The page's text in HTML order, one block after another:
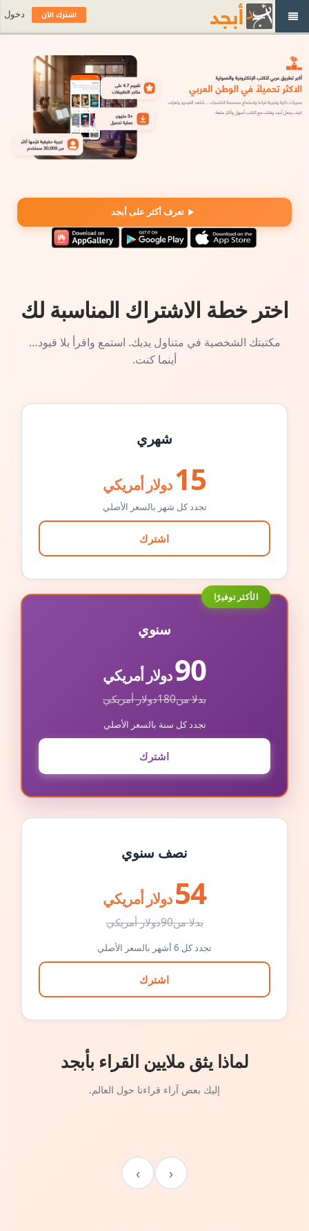
تعرف أكثر على أبجد
اختر خطة الاشتراك المناسبة لك
مكتبتك الشخصية في متناول يديك. استمع واقرأ بلا قيود…
أينما كنت.
شهري
15 دولار أمريكي
تجدد كل شهر بالسعر الأصلي
اشترك
الأكثر توفيرًا
سنوي
90دولار أمريكي
بدلا من180دولار أمريكي
تجدد كل سنة بالسعر الأصلي
اشترك
نصف سنوي
54 دولار أمريكي
بدلا من90دولار أمريكي
تجدد كل 6 أشهر بالسعر الأصلي
اشترك
لماذا يثق ملايين القراء بأبجد
إليك بعض آراء قراءنا حول العالم.
‹
›
اشترك الآن دخول